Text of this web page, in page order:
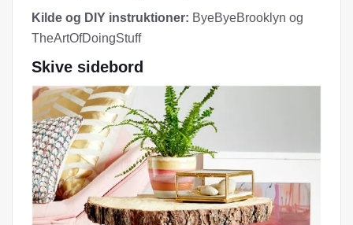
Kilde og DIY instruktioner: ByeByeBrooklyn og
TheArtOfDoingStuff
Skive sidebord